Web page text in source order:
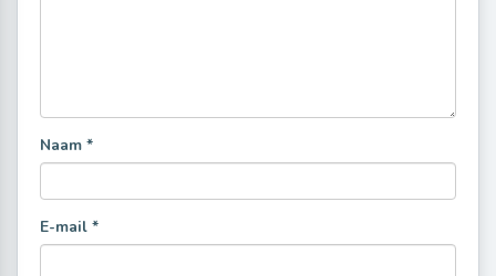
Naam *
E-mail *